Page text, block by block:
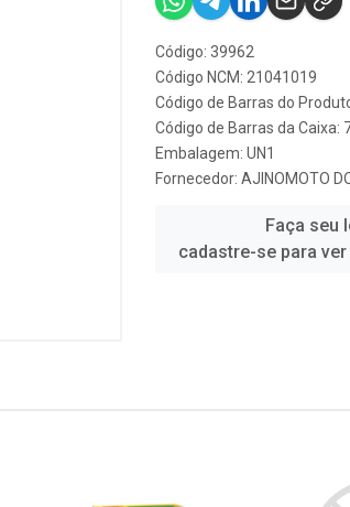
Código: 39962
Código NCM: 21041019
Código de Barras do
Código de Barras da Caixa:
Embalagem: UN1
Fornecedor: AJINOMOTO
Faça seu
cadastre-se para